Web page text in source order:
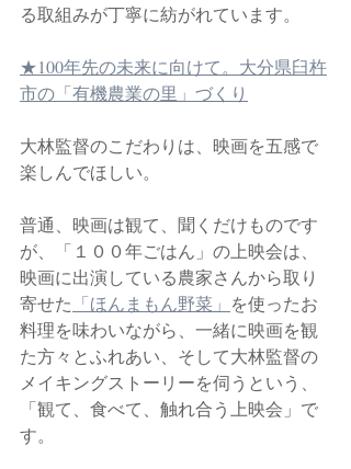
る取組みが丁寧に紡がれています。
★100年先の未来に向けて。大分県臼杵
市の「有機農業の里」づくり
大林監督のこだわりは、映画を五感で
楽しんでほしい。
普通、映画は観て、聞くだけものです
が、「１００年ごはん」の上映会は、
映画に出演している農家さんから取り
寄せた 「ほんまもん野菜」 を使ったお
料理を味わいながら、一緒に映画を観
た方々とふれあい、そして大林監督の
メイキングストーリーを伺うという、
「観て、食べて、触れ合う上映会」で
す。